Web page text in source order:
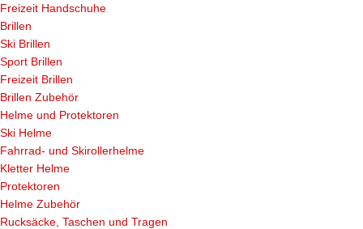
Freizeit Handschuhe
Brillen
Ski Brillen
Sport Brillen
Freizeit Brillen
Brillen Zubehör
Helme und Protektoren
Ski Helme
Fahrrad- und Skirollerhelme
Kletter Helme
Protektoren
Helme Zubehör
Rucksäcke, Taschen und Tragen